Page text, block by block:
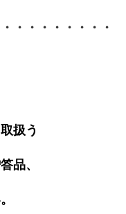
・・・・・・・・
扱う
品、